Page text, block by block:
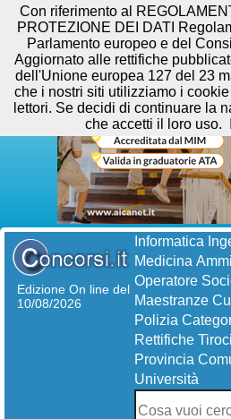
Edizione On line del
10/08/2026
Informatica
Medicina
Operatore
Maestranze
Polizia
Rettifiche
Provincia
Università
Con riferimento al
PROTEZIONE DEI DATI
Parlamento europeo e del
Aggiornato alle rettifiche
dell'Unione europea 127 del 23
che i nostri siti utilizziamo i
lettori. Se decidi di continuare la
che accetti il loro uso.